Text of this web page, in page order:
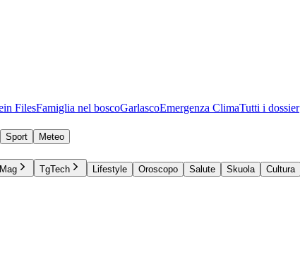
FilesFamiglia nel boscoGarlascoEmergenza ClimaTutti i dossier
Sport
Meteo
TgTech Lifestyle Oroscopo Salute Skuola Cultura